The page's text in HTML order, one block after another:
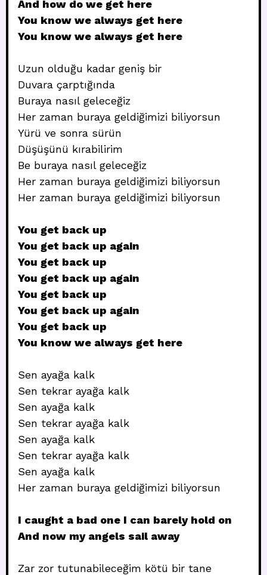
And how do we get here
You know we always get here
You know we always get here
Uzun olduğu kadar geniş bir
Duvara çarptığında
Buraya nasıl geleceğiz
Her zaman buraya geldiğimizi biliyorsun
Yürü ve sonra sürün
Düşüşünü kırabilirim
Be buraya nasıl geleceğiz
Her zaman buraya geldiğimizi biliyorsun
Her zaman buraya geldiğimizi biliyorsun
You get back up
You get back up again
You get back up
You get back up again
You get back up
You get back up again
You get back up
You know we always get here
Sen ayağa kalk
Sen tekrar ayağa kalk
Sen ayağa kalk
Sen tekrar ayağa kalk
Sen ayağa kalk
Sen tekrar ayağa kalk
Sen ayağa kalk
Her zaman buraya geldiğimizi biliyorsun
I caught a bad one I can barely hold on
And now my angels sail away
Zar zor tutunabileceğim kötü bir tane